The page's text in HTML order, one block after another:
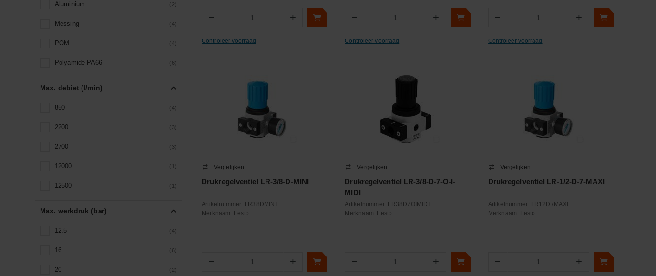
Aluminium (2)
Messing (4)
POM (4)
Polyamide PA66 (6)
Max. debiet (l/min)
850 (4)
2200 (3)
2700 (3)
12000 (1)
12500 (1)
Max. werkdruk (bar)
12.5 (4)
16 (6)
20 (2)
− +
Controleer voorraad
− +
Controleer voorraad
− +
Controleer voorraad
Vergelijken
Drukregelventiel LR-3/8-D-MINI
Artikelnummer: LR38DMINI
Merknaam: Festo
− +
Vergelijken
Drukregelventiel LR-3/8-D-7-O-I-
MIDI
Artikelnummer: LR38D7OIMIDI
Merknaam: Festo
− +
Vergelijken
Drukregelventiel LR-1/2-D-7-MAXI
Artikelnummer: LR12D7MAXI
Merknaam: Festo
− +